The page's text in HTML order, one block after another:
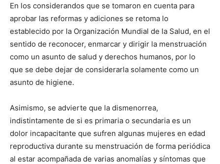
En los considerandos que se tomaron en cuenta para
aprobar las reformas y adiciones se retoma lo
establecido por la Organización Mundial de la Salud, en el
sentido de reconocer, enmarcar y dirigir la menstruación
como un asunto de salud y derechos humanos, por lo
que se debe dejar de considerarla solamente como un
asunto de higiene.
Asimismo, se advierte que la dismenorrea,
indistintamente de si es primaria o secundaria es un
dolor incapacitante que sufren algunas mujeres en edad
reproductiva durante su menstruación de forma periódica
al estar acompañada de varias anomalías y síntomas que